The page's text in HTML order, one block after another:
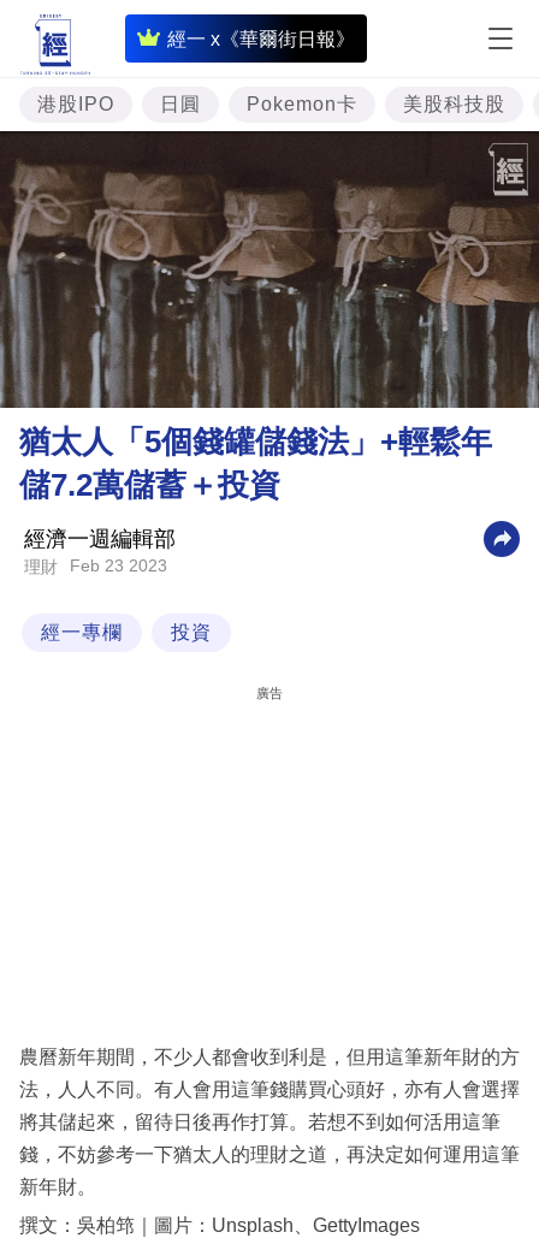
經一 x《華爾街日報》
即
時
財
經
專
題
投
資
樓
市
理
財
商
業
科
區
港股IPO 日圓 Pokemon卡 美股科技股
猶太人「5個錢罐儲錢法」+輕鬆年
儲7.2萬儲蓄＋投資
經濟一週編輯部
理財 Feb 23 2023
經一專欄 投資
廣告
農曆新年期間，不少人都會收到利是，但用這筆新年財的方
法，人人不同。有人會用這筆錢購買心頭好，亦有人會選擇
將其儲起來，留待日後再作打算。若想不到如何活用這筆
錢，不妨參考一下猶太人的理財之道，再決定如何運用這筆
新年財。
撰文：吳柏筇｜圖片：Unsplash、GettyImages